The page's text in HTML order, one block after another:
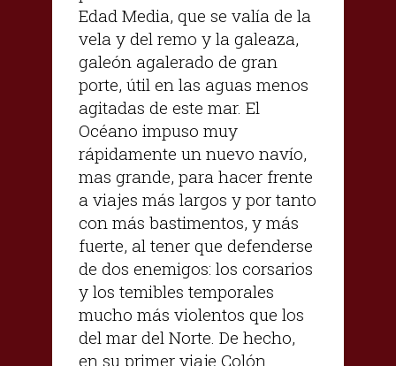
Edad Media, que se valía de la
vela y del remo y la galeaza,
galeón agalerado de gran
porte, útil en las aguas menos
agitadas de este mar. El
Océano impuso muy
rápidamente un nuevo navío,
mas grande, para hacer frente
a viajes más largos y por tanto
con más bastimentos, y más
fuerte, al tener que defenderse
de dos enemigos: los corsarios
y los temibles temporales
mucho más violentos que los
del mar del Norte. De hecho,
en su primer viaje Colón